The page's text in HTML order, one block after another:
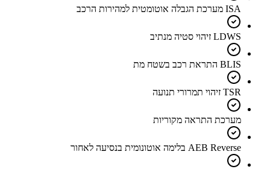
ISA מערכת הגבלה אוטומטית למהירות הרכב
LDWS זיהוי סטיה מנתיב
BLIS התראת רכב בשטח מת
TSR זיהוי תמרורי תנועה
מערכת התראה מקוריות
AEB Reverse בלימה אוטונומית בנסיעה לאחור